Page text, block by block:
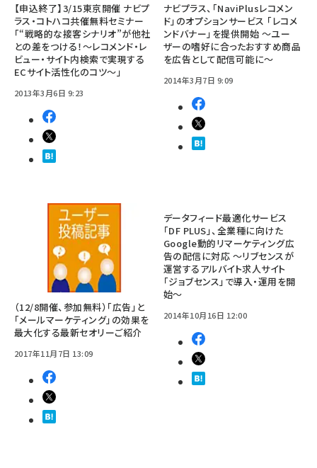
【申込終了】3/15東京開催 ナビプ
ラス・コトハコ共催無料セミナー
「“戦略的な接客シナリオ”が他社
との差をつける！～レコメンド・レ
ビュー・サイト内検索で実現する
ECサイト活性化のコツ～」
2013年3月6日 9:23
ナビプラス、「NaviPlusレコメン
ド」のオプションサービス 「レコメ
ンドバナー」を提供開始 ～ユー
ザーの嗜好に合ったおすすめ商品
を広告として配信可能に～
2014年3月7日 9:09
（12/8開催、参加無料）「広告」と
「メールマーケティング」の効果を
最大化する最新セオリーご紹介
2017年11月7日 13:09
データフィード最適化サービス
「DF PLUS」、全業種に向けた
Google動的リマーケティング広
告の配信に対応 ～リブセンスが
運営するアルバイト求人サイト
「ジョブセンス」で導入・運用を開
始～
2014年10月16日 12:00